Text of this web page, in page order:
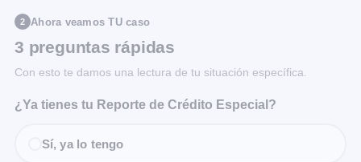
2 Ahora veamos TU caso
3 preguntas rápidas
Con esto te damos una lectura de tu situación específica.
¿Ya tienes tu Reporte de Crédito Especial?
Sí, ya lo tengo